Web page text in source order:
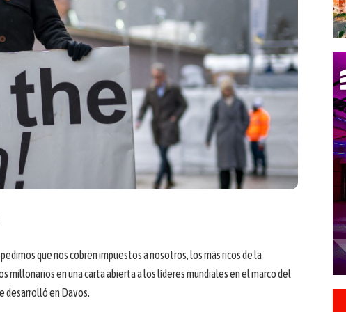
que nos cobren impuestos a nosotros, los más ricos de la
millonarios en una carta abierta a los líderes mundiales en el marco del
desarrolló en Davos.